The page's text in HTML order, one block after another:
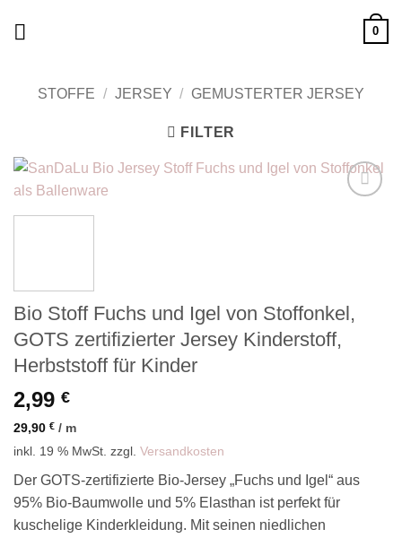
0
STOFFE / JERSEY / GEMUSTERTER JERSEY
FILTER
Bio Stoff Fuchs und Igel von Stoffonkel,
GOTS zertifizierter Jersey Kinderstoff,
Herbststoff für Kinder
2,99 €
29,90 € / m
inkl. 19 % MwSt. zzgl. Versandkosten
Der GOTS-zertifizierte Bio-Jersey „Fuchs und Igel“ aus
95% Bio-Baumwolle und 5% Elasthan ist perfekt für
kuschelige Kinderkleidung. Mit seinen niedlichen